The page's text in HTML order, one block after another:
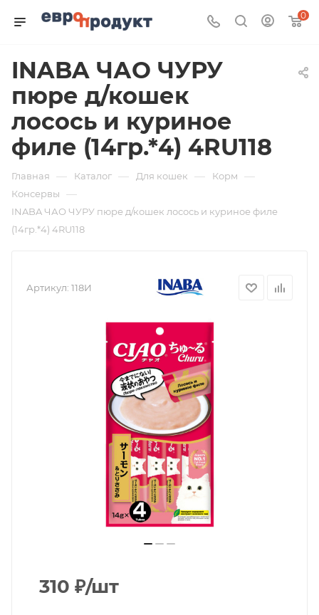
0
INABA ЧАО ЧУРУ
пюре д/кошек
лосось и куриное
филе (14гр.*4) 4RU118
Главная — Каталог — Для кошек — Корм —
Консервы —
INABA ЧАО ЧУРУ пюре д/кошек лосось и куриное филе
(14гр.*4) 4RU118
Артикул: 118И
310 ₽/шт